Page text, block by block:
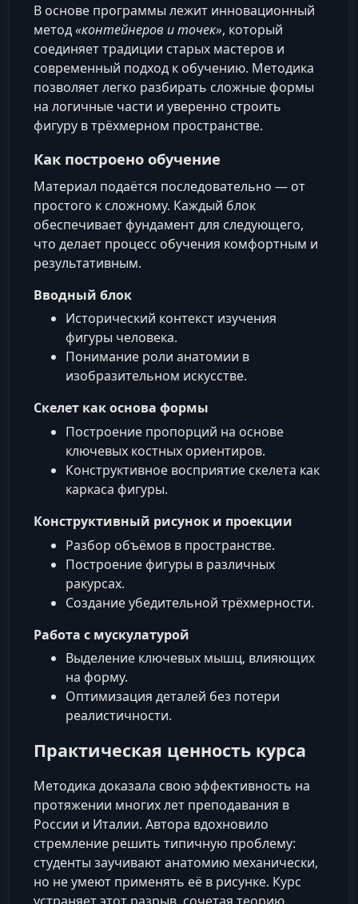
В основе программы лежит инновационный
метод«контейнеров и точек», который
соединяет традиции старых мастеров и
современный подход к обучению. Методика
позволяет легко разбирать сложные формы
на логичные части и уверенно строить
фигуру в трёхмерном пространстве.
Как построено обучение
Материал подаётся последовательно — от
простого к сложному. Каждый блок
обеспечивает фундамент для следующего,
что делает процесс обучения комфортным и
результативным.
Вводный блок
Исторический контекст изучения
фигуры человека.
Понимание роли анатомии в
изобразительном искусстве.
Скелет как основа формы
Построение пропорций на основе
ключевых костных ориентиров.
Конструктивное восприятие скелета как
каркаса фигуры.
Конструктивный рисунок и проекции
Разбор объёмов в пространстве.
Построение фигуры в различных
ракурсах.
Создание убедительной трёхмерности.
Работа с мускулатурой
Выделение ключевых мышц, влияющих
на форму.
Оптимизация деталей без потери
реалистичности.
Практическая ценность курса
Методика доказала свою эффективность на
протяжении многих лет преподавания в
России и Италии. Автора вдохновило
стремление решить типичную проблему:
студенты заучивают анатомию механически,
но не умеют применять её в рисунке. Курс